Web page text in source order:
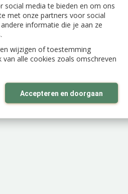
social media te bieden en om ons
met onze partners voor social
informatie die je aan ze
wijzigen of toestemming
alle cookies zoals omschreven
Accepteren en doorgaan